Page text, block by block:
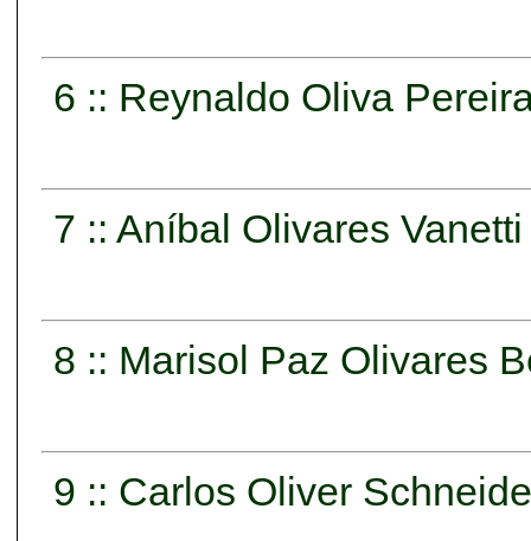
6 :: Reynaldo Oliva
7 :: Aníbal Olivares Vanetti
8 :: Marisol Paz Olivares
9 :: Carlos Oliver